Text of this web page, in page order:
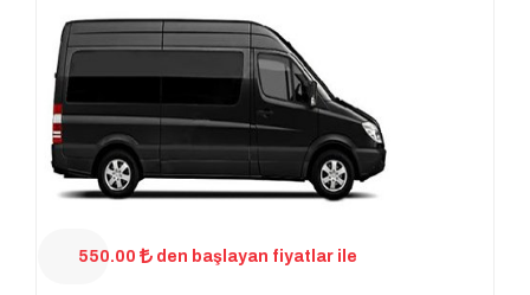
550.00 den başlayan fiyatlar ile